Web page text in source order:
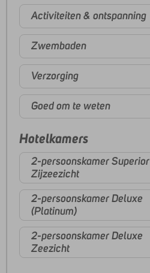
Activiteiten & ontspanning
Zwembaden
Verzorging
Goed om te weten
Hotelkamers
2-persoonskamer Superior
Zijzeezicht
2-persoonskamer Deluxe
(Platinum)
2-persoonskamer Deluxe
Zeezicht